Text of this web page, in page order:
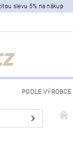
slevu 5% na nákup
PODLE VÝROBCE